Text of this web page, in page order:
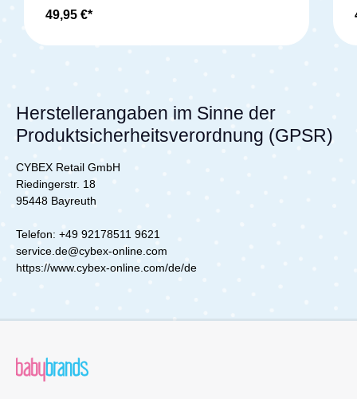
schlechtem Wetter bestens ausgerüstet. Es
schützt dein Kind vor Regen und Wind.
49,95 €*
Herstellerangaben im Sinne der
Produktsicherheitsverordnung (GPSR)
CYBEX Retail GmbH
Riedingerstr. 18
95448 Bayreuth
Telefon: +49 92178511 9621
service.de@cybex-online.com
https://www.cybex-online.com/de/de